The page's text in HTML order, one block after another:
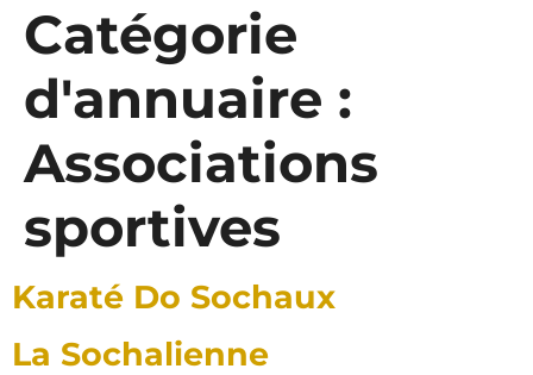
Catégorie
d'annuaire :
Associations
sportives
Karaté Do Sochaux
La Sochalienne